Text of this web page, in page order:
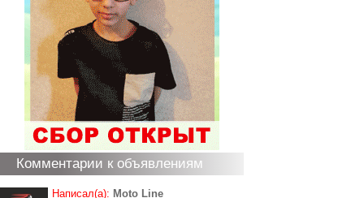
Комментарии к объявлениям
Написал(а): Moto Line